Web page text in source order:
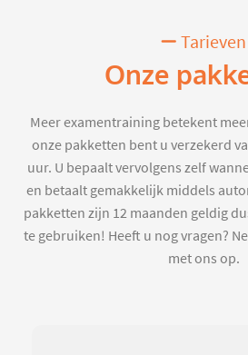
Tarieven
Onze
Meer examentraining betekent
onze pakketten bent u verzekerd
uur. U bepaalt vervolgens zelf
en betaalt gemakkelijk middels
pakketten zijn 12 maanden geldig
te gebruiken! Heeft u nog vragen?
met ons op.